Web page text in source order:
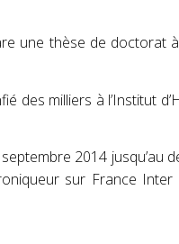
une thèse de doctorat
milliers à l’Institut
2014 jusqu’au
sur France